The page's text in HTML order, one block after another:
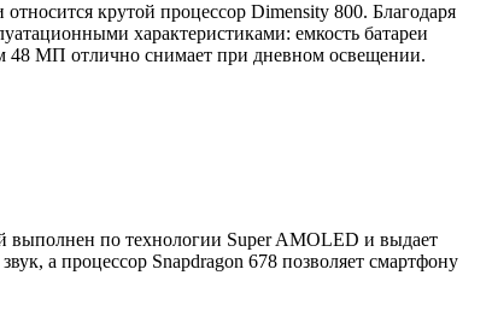
крутой процессор Dimensity 800. Благодаря
характеристиками: емкость батареи
48 МП отлично снимает при дневном освещении.
выполнен по технологии Super AMOLED и выдает
а процессор Snapdragon 678 позволяет смартфону